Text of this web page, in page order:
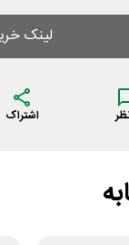
لینک
اشتراک